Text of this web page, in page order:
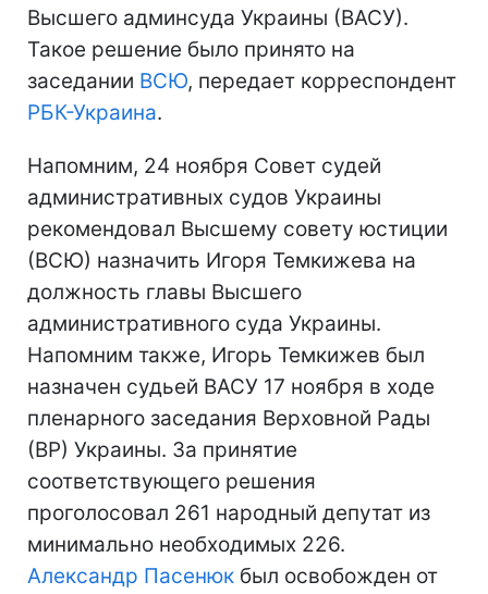
Высшего админсуда Украины (ВАСУ).
Такое решение было принято на
заседании ВСЮ, передает корреспондент
РБК-Украина.
Напомним, 24 ноября Совет судей
административных судов Украины
рекомендовал Высшему совету юстиции
(ВСЮ) назначить Игоря Темкижева на
должность главы Высшего
административного суда Украины.
Напомним также, Игорь Темкижев был
назначен судьей ВАСУ 17 ноября в ходе
пленарного заседания Верховной Рады
(ВР) Украины. За принятие
соответствующего решения
проголосовал 261 народный депутат из
минимально необходимых 226.
Александр Пасенюк был освобожден от